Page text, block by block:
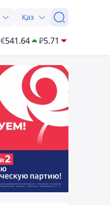
Қаз
€541.64 ₽5.71